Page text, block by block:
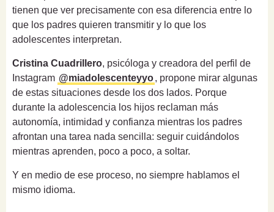
tienen que ver precisamente con esa diferencia entre lo
que los padres quieren transmitir y lo que los
adolescentes interpretan.
Cristina Cuadrillero, psicóloga y creadora del perfil de
Instagram @miadolescenteyyo, propone mirar algunas
de estas situaciones desde los dos lados. Porque
durante la adolescencia los hijos reclaman más
autonomía, intimidad y confianza mientras los padres
afrontan una tarea nada sencilla: seguir cuidándolos
mientras aprenden, poco a poco, a soltar.
Y en medio de ese proceso, no siempre hablamos el
mismo idioma.